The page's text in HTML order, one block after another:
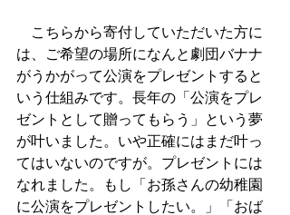
こちらから寄付していただいた方に
は、ご希望の場所になんと劇団バナナ
がうかがって公演をプレゼントすると
いう仕組みです。長年の「公演をプレ
ゼントとして贈ってもらう」という夢
が叶いました。いや正確にはまだ叶っ
てはいないのですが。プレゼントには
なれました。もし「お孫さんの幼稚園
に公演をプレゼントしたい。」「おば